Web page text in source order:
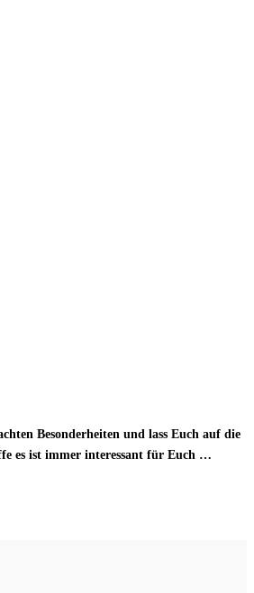
Besonderheiten und lass Euch auf die
es ist immer interessant für Euch …